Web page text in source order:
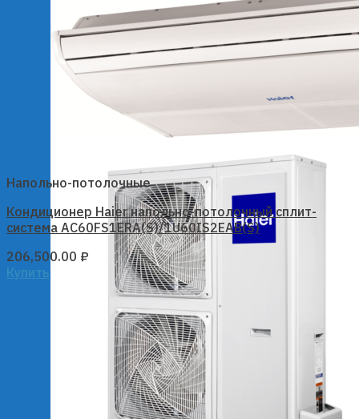
Напольно-потолочные
Кондиционер Haier напольно-потолочный сплит-
система AC60FS1ERA(S)/1U60IS2EAB(S)
206,500.00 ₽
Купить